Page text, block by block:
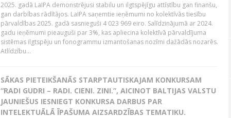
2025. gadā LaIPA demonstrējusi stabilu un ilgtspējīgu attīstību gan finanšu,
gan darbības rādītājos. LaIPA saņemtie ieņēmumi no kolektīvās tiesību
pārvaldības 2025. gadā sasnieguši 4 023 969 eiro. Salīdzinājumā ar 2024.
gadu ieņēmumi pieauguši par 3%, kas apliecina kolektīvā pārvaldījuma
sistēmas ilgtspēju un fonogrammu izmantošanas nozīmi dažādās nozarēs.
Atlīdzību...
SĀKAS PIETEIKŠANĀS STARPTAUTISKAJAM KONKURSAM
“RADI GUDRI – RADI. CIENI. ZINI.”, AICINOT BALTIJAS VALSTU
JAUNIEŠUS IESNIEGT KONKURSA DARBUS PAR
INTELEKTUĀLĀ ĪPAŠUMA AIZSARDZĪBAS TEMATIKU.